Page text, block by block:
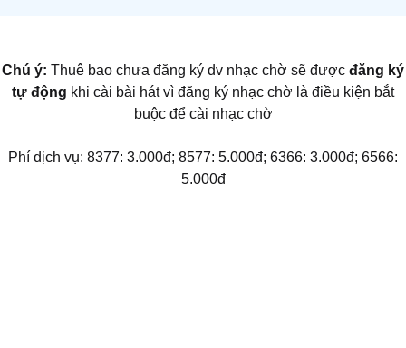
Chú ý: Thuê bao chưa đăng ký dv nhạc chờ sẽ được đăng ký
tự động khi cài bài hát vì đăng ký nhạc chờ là điều kiện bắt
buộc để cài nhạc chờ
Phí dịch vụ: 8377: 3.000đ; 8577: 5.000đ; 6366: 3.000đ; 6566:
5.000đ